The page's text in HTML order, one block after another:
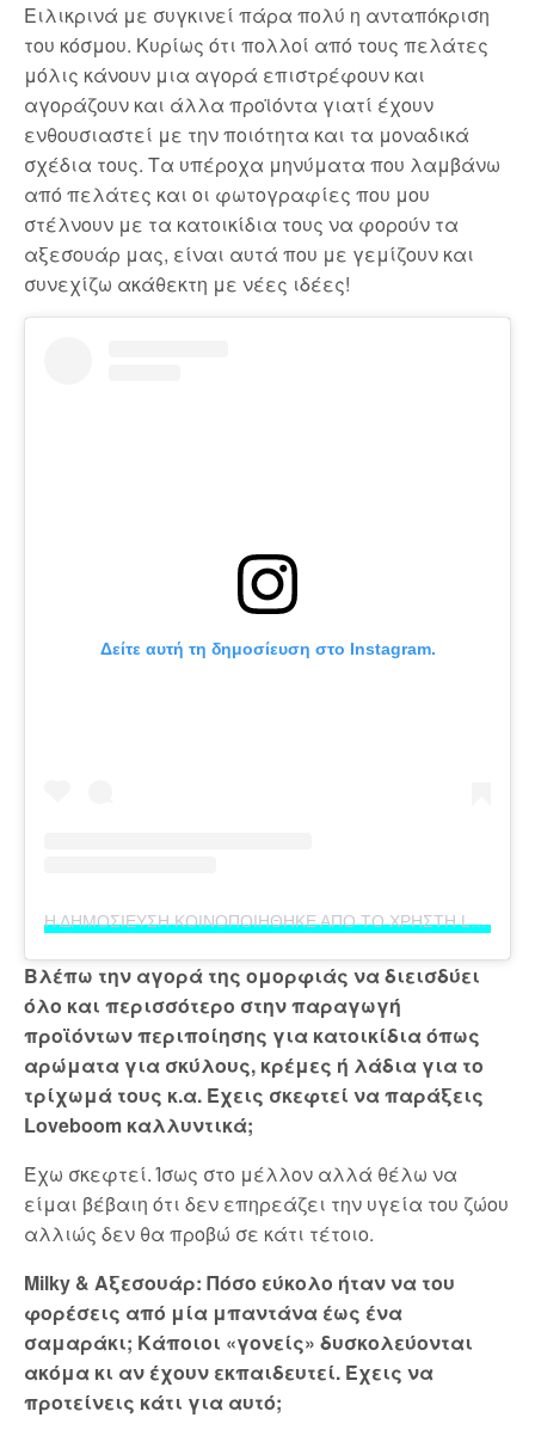
Ειλικρινά με συγκινεί πάρα πολύ η ανταπόκριση
του κόσμου. Κυρίως ότι πολλοί από τους πελάτες
μόλις κάνουν μια αγορά επιστρέφουν και
αγοράζουν και άλλα προϊόντα γιατί έχουν
ενθουσιαστεί με την ποιότητα και τα μοναδικά
σχέδια τους. Τα υπέροχα μηνύματα που λαμβάνω
από πελάτες και οι φωτογραφίες που μου
στέλνουν με τα κατοικίδια τους να φορούν τα
αξεσουάρ μας, είναι αυτά που με γεμίζουν και
συνεχίζω ακάθεκτη με νέες ιδέες!
Δείτε αυτή τη δημοσίευση στο Instagram.
Η ΔΗΜΟΣΙΕΥΣΗ ΚΟΙΝΟΠΟΙΗΘΗΚΕ ΑΠΟ ΤΟ ΧΡΗΣΤΗ LOVEBOOM (@LOVEBOOM_GR)
Βλέπω την αγορά της ομορφιάς να διεισδύει
όλο και περισσότερο στην παραγωγή
προϊόντων περιποίησης για κατοικίδια όπως
αρώματα για σκύλους, κρέμες ή λάδια για το
τρίχωμά τους κ.α. Έχεις σκεφτεί να παράξεις
Loveboom καλλυντικά;
Έχω σκεφτεί. Ίσως στο μέλλον αλλά θέλω να
είμαι βέβαιη ότι δεν επηρεάζει την υγεία του ζώου
αλλιώς δεν θα προβώ σε κάτι τέτοιο.
Milky & Αξεσουάρ: Πόσο εύκολο ήταν να του
φορέσεις από μία μπαντάνα έως ένα
σαμαράκι; Κάποιοι «γονείς» δυσκολεύονται
ακόμα κι αν έχουν εκπαιδευτεί. Έχεις να
προτείνεις κάτι για αυτό;